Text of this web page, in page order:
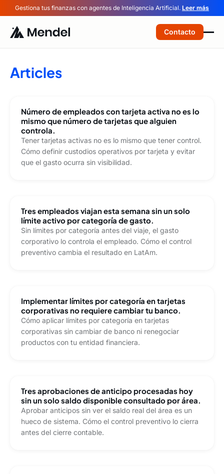
Gestiona tus finanzas con agentes de Inteligencia Artificial. Leer más
Contacto
Articles
Número de empleados con tarjeta activa no es lo
mismo que número de tarjetas que alguien
controla.
Tener tarjetas activas no es lo mismo que tener control.
Cómo definir custodios operativos por tarjeta y evitar
que el gasto ocurra sin visibilidad.
Tres empleados viajan esta semana sin un solo
límite activo por categoría de gasto.
Sin límites por categoría antes del viaje, el gasto
corporativo lo controla el empleado. Cómo el control
preventivo cambia el resultado en LatAm.
Implementar límites por categoría en tarjetas
corporativas no requiere cambiar tu banco.
Cómo aplicar límites por categoría en tarjetas
corporativas sin cambiar de banco ni renegociar
productos con tu entidad financiera.
Tres aprobaciones de anticipo procesadas hoy
sin un solo saldo disponible consultado por área.
Aprobar anticipos sin ver el saldo real del área es un
hueco de sistema. Cómo el control preventivo lo cierra
antes del cierre contable.